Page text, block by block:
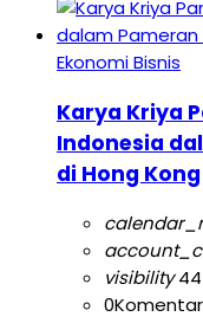
Ekonomi Bisnis
Karya Kriya
Indonesia
di Hong Kong
visibility
0Komentar